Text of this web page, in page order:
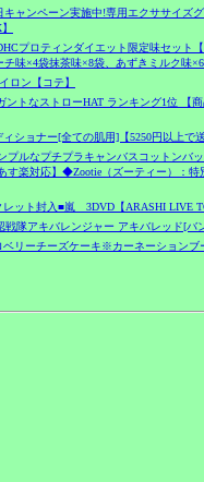
ャンペーン実施中!専用エクササイズ
プロティンダイエット限定味セット
味×4袋抹茶味×8袋、あずきミルク味
ロン【コテ】
ントなストローHAT ランキング1位 【
ショナー[全ての肌用]【5250円以上で
プルなプチプラキャンバスコットンバ
楽対応】◆Zootie（ズーティー）：特
ット封入■嵐 3DVD【ARASHI LIVE
戦隊アキバレンジャー アキバレッド[バ
ベリーチーズケーキ※カーネーション